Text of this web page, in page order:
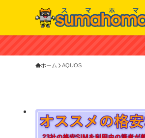
ホーム AQUOS